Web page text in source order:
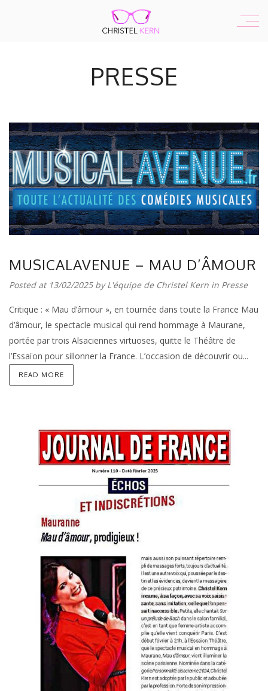
PRESSE
MUSICALAVENUE – MAU D’ÂMOUR
Posted at 13/02/2025 byL'équipe de Christel Kern in Presse
Critique : « Mau d’âmour », en tournée dans toute la France Mau
d’âmour, le spectacle musical qui rend hommage à Maurane,
portée par trois Alsaciennes virtuoses, quitte le Théâtre de
l’Essaïon pour sillonner la France. L’occasion de découvrir ou...
READ MORE